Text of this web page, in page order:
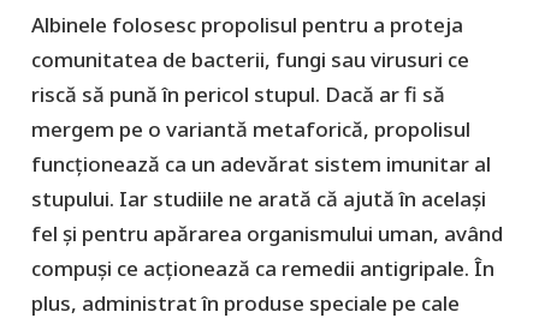
Albinele folosesc propolisul pentru a proteja
comunitatea de bacterii, fungi sau virusuri ce
riscă să pună în pericol stupul. Dacă ar fi să
mergem pe o variantă metaforică, propolisul
funcționează ca un adevărat sistem imunitar al
stupului. Iar studiile ne arată că ajută în același
fel și pentru apărarea organismului uman, având
compuși ce acționează ca remedii antigripale. În
plus, administrat în produse speciale pe cale